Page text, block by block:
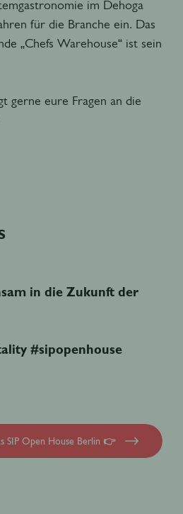
im Dehoga
für die Branche ein. Das
„Chefs Warehouse“ ist sein
gerne eure Fragen an die
in die Zukunft der
#sipopenhouse
SIP Open House Berlin 👉